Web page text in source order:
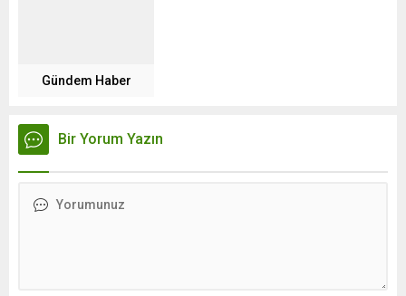
Gündem Haber
Bir Yorum Yazın